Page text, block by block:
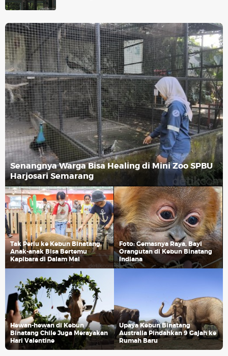
Senangnya Warga Bisa Healing di Mini Zoo SPBU
Harjosari Semarang
Tak Perlu ke Kebun Binatang,
Anak-anak Bisa Bertemu
Kapibara di Dalam Mal
Foto: Gemasnya Raya, Bayi
Orangutan di Kebun Binatang
Indiana
Hewan-hewan di Kebun
Binatang Chile Juga Merayakan
Hari Valentine
Upaya Kebun Binatang
Australia Pindahkan 9 Gajah ke
Rumah Baru